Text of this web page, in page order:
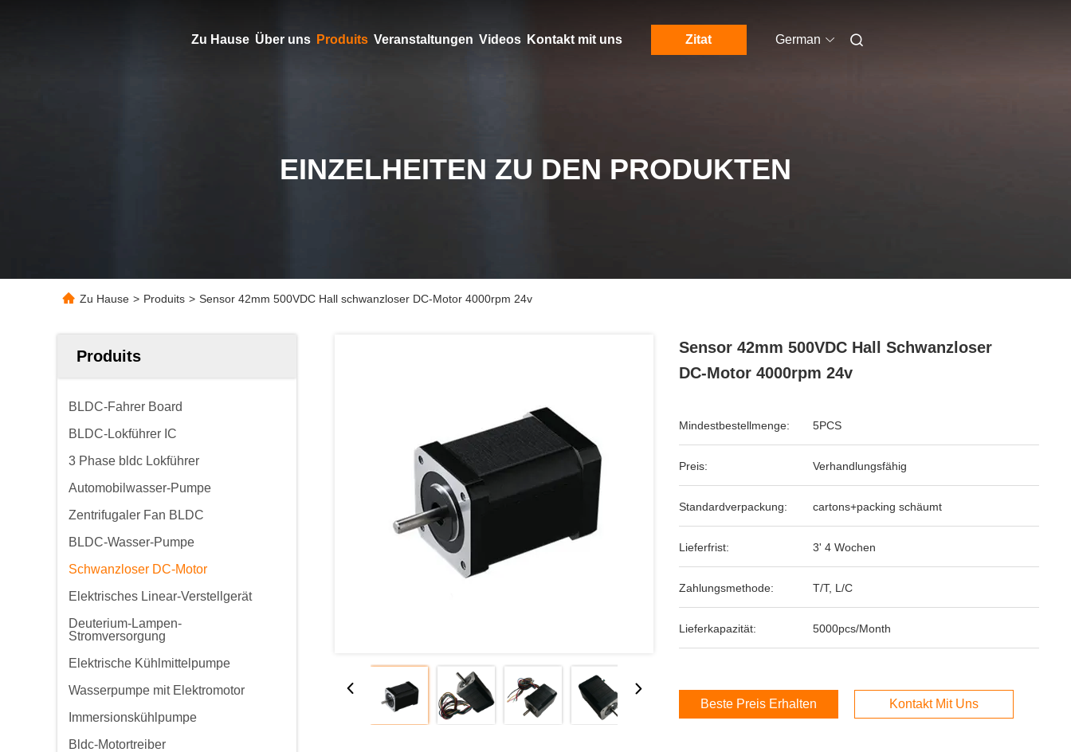
Zu Hause Über uns Produits Veranstaltungen Videos Kontakt mit uns Zitat German
EINZELHEITEN ZU DEN PRODUKTEN
Zu Hause > Produits > Sensor 42mm 500VDC Hall schwanzloser DC-Motor 4000rpm 24v
Produits
BLDC-Fahrer Board
BLDC-Lokführer IC
3 Phase bldc Lokführer
Automobilwasser-Pumpe
Zentrifugaler Fan BLDC
BLDC-Wasser-Pumpe
Schwanzloser DC-Motor
Elektrisches Linear-Verstellgerät
Deuterium-Lampen-
Stromversorgung
Elektrische Kühlmittelpumpe
Wasserpumpe mit Elektromotor
Immersionskühlpumpe
Bldc-Motortreiber
Sensor 42mm 500VDC Hall Schwanzloser
DC-Motor 4000rpm 24v
Mindestbestellmenge: 5PCS
Preis: Verhandlungsfähig
Standardverpackung: cartons+packing schäumt
Lieferfrist: 3' 4 Wochen
Zahlungsmethode: T/T, L/C
Lieferkapazität: 5000pcs/Month
Beste Preis Erhalten Kontakt Mit Uns